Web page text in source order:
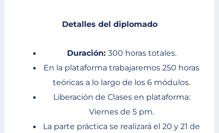
Detalles del diplomado
Duración: 300 horas totales.
En la plataforma trabajaremos 250 horas
teóricas a lo largo de los 6 módulos.
Liberación de Clases en plataforma:
Viernes de 5 pm.
La parte práctica se realizará el 20 y 21 de